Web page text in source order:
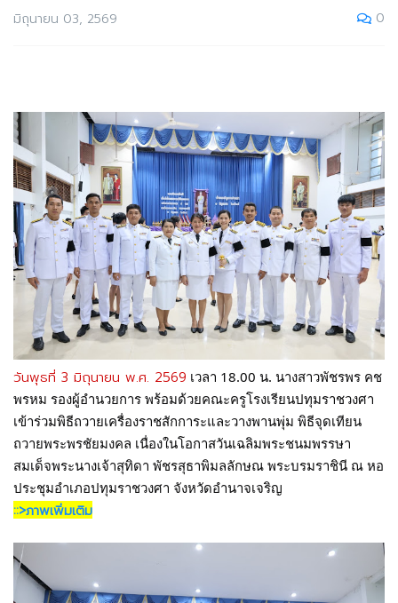
มิถุนายน 03, 2569 0
วันพุธที่ 3 มิถุนายน พ.ศ. 2569 เวลา 18.00 น. นางสาวพัชรพร คช
พรหม รองผู้อำนวยการ พร้อมด้วยคณะครูโรงเรียนปทุมราชวงศา
เข้าร่วมพิธีถวายเครื่องราชสักการะและวางพานพุ่ม พิธีจุดเทียน
ถวายพระพรชัยมงคล เนื่องในโอกาสวันเฉลิมพระชนมพรรษา
สมเด็จพระนางเจ้าสุทิดา พัชรสุธาพิมลลักษณ พระบรมราชินี ณ หอ
ประชุมอำเภอปทุมราชวงศา จังหวัดอำนาจเจริญ
::>ภาพเพิ่มเติม